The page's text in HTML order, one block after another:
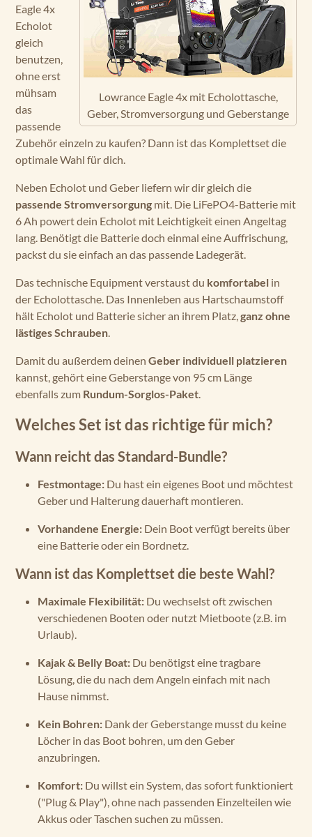
Lowrance Eagle 4x mit Echolottasche,
Geber, Stromversorgung und Geberstange
Eagle 4x
Echolot
gleich
benutzen,
ohne erst
mühsam
das
passende
Zubehör einzeln zu kaufen? Dann ist das Komplettset die
optimale Wahl für dich.
Neben Echolot und Geber liefern wir dir gleich die
passende Stromversorgung mit. Die LiFePO4-Batterie mit
6 Ah powert dein Echolot mit Leichtigkeit einen Angeltag
lang. Benötigt die Batterie doch einmal eine Auffrischung,
packst du sie einfach an das passende Ladegerät.
Das technische Equipment verstaust du komfortabel in
der Echolottasche. Das Innenleben aus Hartschaumstoff
hält Echolot und Batterie sicher an ihrem Platz,ganz ohne
lästiges Schrauben.
Damit du außerdem deinen Geber individuell platzieren
kannst, gehört eine Geberstange von 95 cm Länge
ebenfalls zum Rundum-Sorglos-Paket.
Welches Set ist das richtige für mich?
Wann reicht das Standard-Bundle?
Festmontage: Du hast ein eigenes Boot und möchtest
Geber und Halterung dauerhaft montieren.
Vorhandene Energie: Dein Boot verfügt bereits über
eine Batterie oder ein Bordnetz.
Wann ist das Komplettset die beste Wahl?
Maximale Flexibilität: Du wechselst oft zwischen
verschiedenen Booten oder nutzt Mietboote (z.B. im
Urlaub).
Kajak & Belly Boat: Du benötigst eine tragbare
Lösung, die du nach dem Angeln einfach mit nach
Hause nimmst.
Kein Bohren: Dank der Geberstange musst du keine
Löcher in das Boot bohren, um den Geber
anzubringen.
Komfort: Du willst ein System, das sofort funktioniert
("Plug & Play"), ohne nach passenden Einzelteilen wie
Akkus oder Taschen suchen zu müssen.